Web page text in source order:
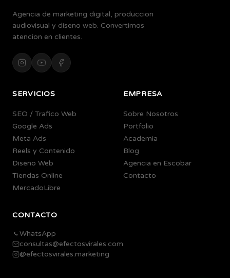
Agencia de marketing digital, produccion
audiovisual y diseno web. Convertimos
atencion en clientes.
SERVICIOS
SEO / Trafico Web
Google Ads
Meta Ads
Reels y Contenido
Diseno Web
Tiendas Online
MercadoLibre
EMPRESA
Sobre Nosotros
Portfolio
Academia
Blog
Agencia en Escobar
Contacto
CONTACTO
WhatsApp
consultas@efectosvirales.com
@efectosvirales.marketing